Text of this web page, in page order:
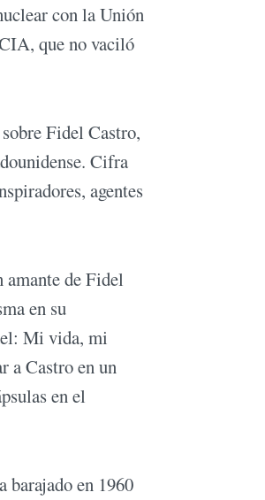
con la Unión
que no vaciló
Fidel Castro,
Cifra
agentes
amante de Fidel
en su
Mi vida, mi
a Castro en un
en el
en 1960